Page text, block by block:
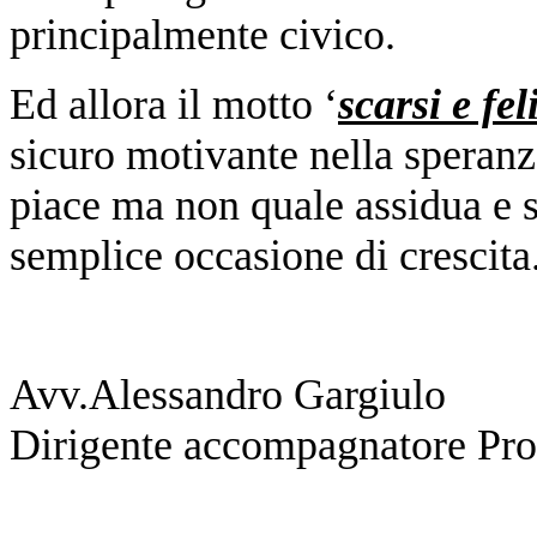
principalmente civico.
Ed allora il motto ‘scarsi e
sicuro motivante nella
piace ma non quale assidua e
semplice occasione di
Avv.Alessandro Gargiulo
Dirigente accompagnatore